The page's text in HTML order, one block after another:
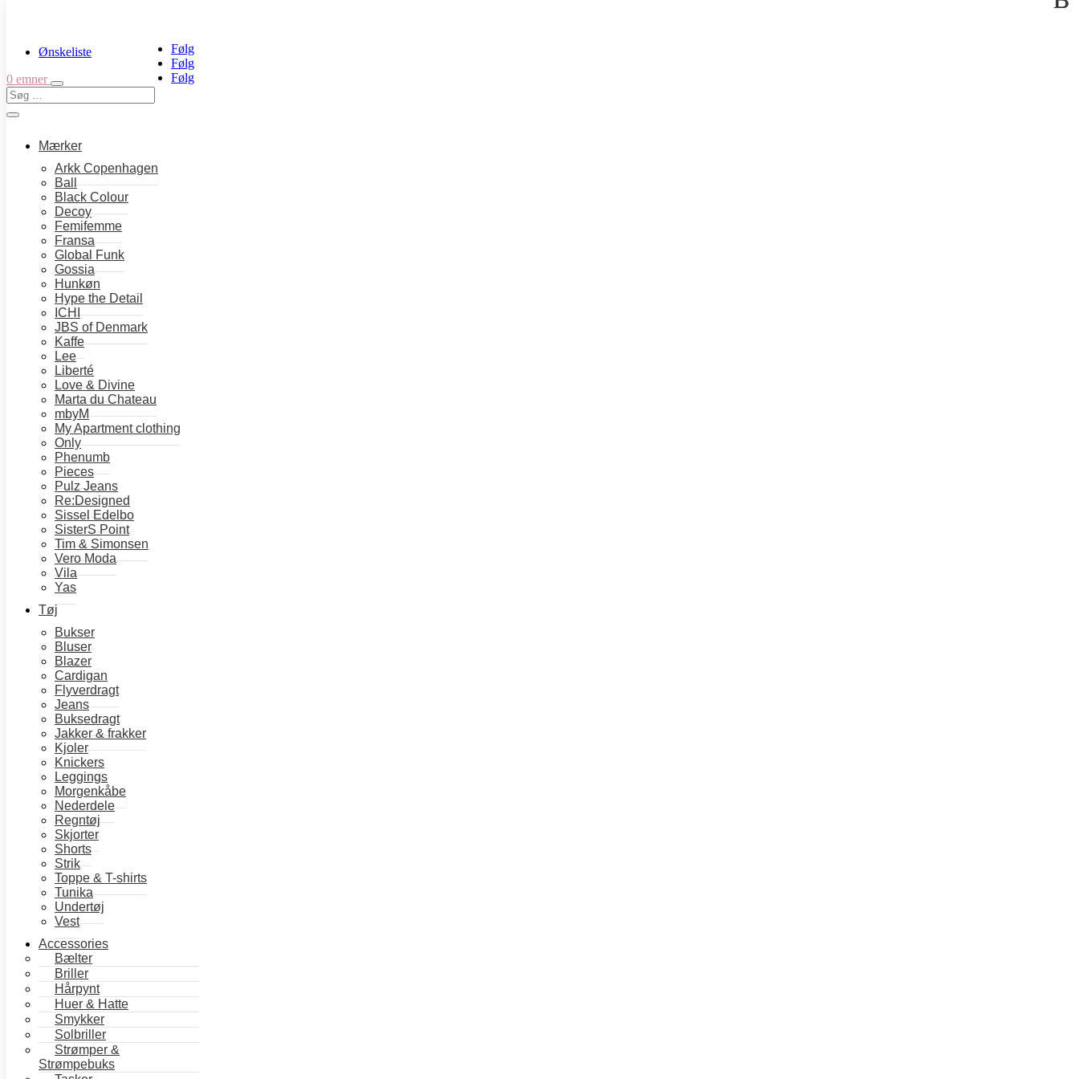
Ønskeliste
0 emner
Følg
Følg
Følg
Mærker
Arkk Copenhagen
Ball
Black Colour
Decoy
Femifemme
Fransa
Global Funk
Gossia
Hunkøn
Hype the Detail
ICHI
JBS of Denmark
Kaffe
Lee
Liberté
Love & Divine
Marta du Chateau
mbyM
My Apartment clothing
Only
Phenumb
Pieces
Pulz Jeans
Re:Designed
Sissel Edelbo
SisterS Point
Tim & Simonsen
Vero Moda
Vila
Yas
Tøj
Bukser
Bluser
Blazer
Cardigan
Flyverdragt
Jeans
Buksedragt
Jakker & frakker
Kjoler
Knickers
Leggings
Morgenkåbe
Nederdele
Regntøj
Skjorter
Shorts
Strik
Toppe & T-shirts
Tunika
Undertøj
Vest
Accessories
Bælter
Briller
Hårpynt
Huer & Hatte
Smykker
Solbriller
Strømper &
Strømpebuks
Tøj→Bluser→ Ina bluse m. rullekrave – Black
Ina bluse m. rullekrave – Black
250,00kr.
Enkle rullekrave fra mbyM. Denne lækre rullekrave har lange ærmer og er af blød kvalitet.
Materiale:
95% Micro Modal
5% Elastan
Vaskeanvisning:
Vaskes ved 30 grader
Farve
Størrelse
rullekrave
Tilføj til kurv